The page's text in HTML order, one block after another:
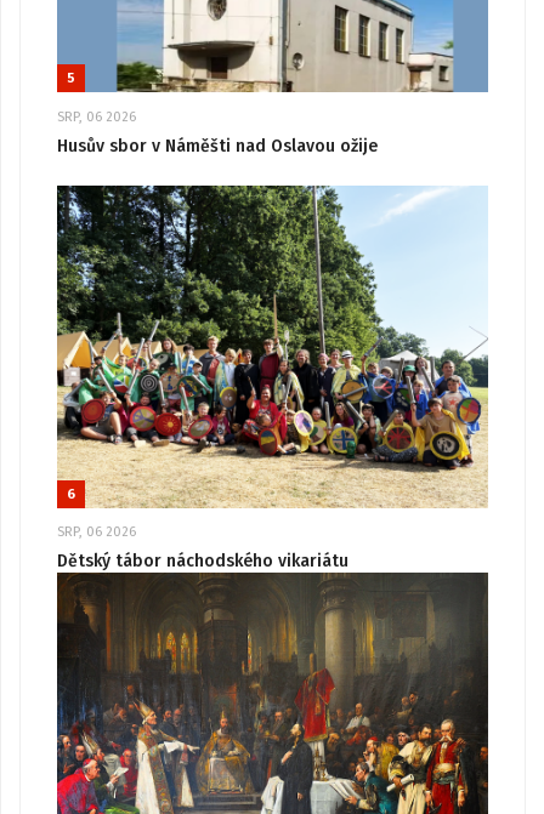
5
SRP, 06 2026
Husův sbor v Náměšti nad Oslavou ožije
6
SRP, 06 2026
Dětský tábor náchodského vikariátu